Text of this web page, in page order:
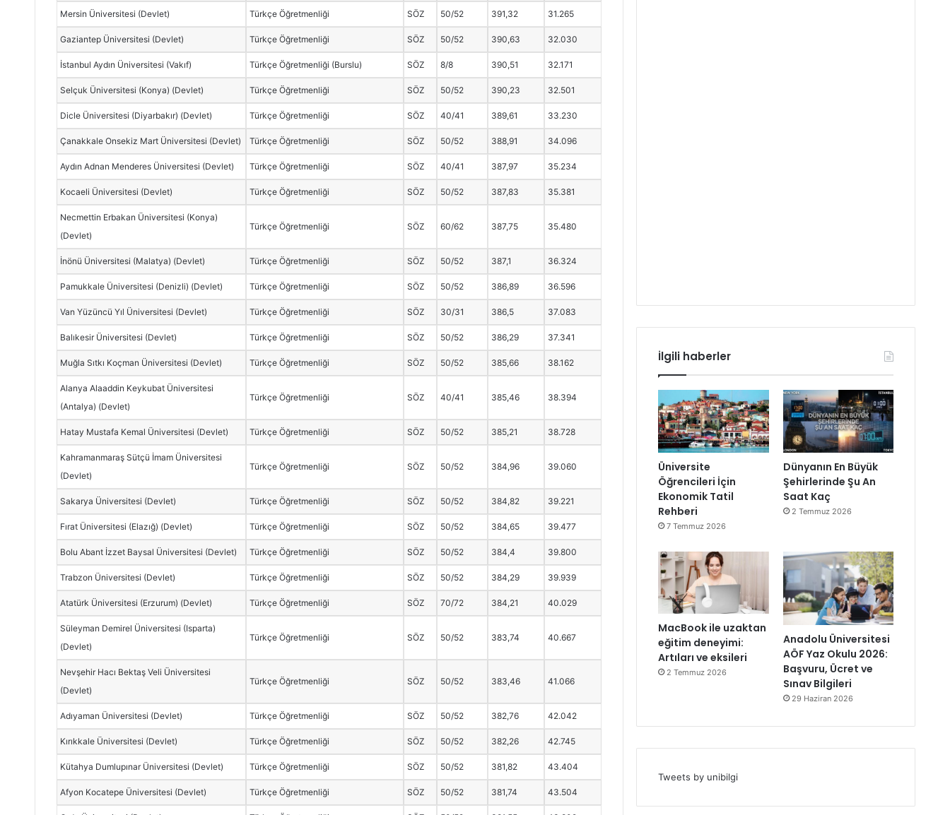
Mersin Üniversitesi (Devlet) Türkçe Öğretmenliği SÖZ 50/52 391,32 31.265
Gaziantep Üniversitesi (Devlet) Türkçe Öğretmenliği SÖZ 50/52 390,63 32.030
İstanbul Aydın Üniversitesi (Vakıf) Türkçe Öğretmenliği (Burslu) SÖZ 8/8 390,51 32.171
Selçuk Üniversitesi (Konya) (Devlet) Türkçe Öğretmenliği SÖZ 50/52 390,23 32.501
Dicle Üniversitesi (Diyarbakır) (Devlet) Türkçe Öğretmenliği SÖZ 40/41 389,61 33.230
Çanakkale Onsekiz Mart Üniversitesi (Devlet) Türkçe Öğretmenliği SÖZ 50/52 388,91 34.096
Aydın Adnan Menderes Üniversitesi (Devlet) Türkçe Öğretmenliği SÖZ 40/41 387,97 35.234
Kocaeli Üniversitesi (Devlet) Türkçe Öğretmenliği SÖZ 50/52 387,83 35.381
Necmettin Erbakan Üniversitesi (Konya)
(Devlet)
Türkçe Öğretmenliği SÖZ 60/62 387,75 35.480
İnönü Üniversitesi (Malatya) (Devlet) Türkçe Öğretmenliği SÖZ 50/52 387,1 36.324
Pamukkale Üniversitesi (Denizli) (Devlet) Türkçe Öğretmenliği SÖZ 50/52 386,89 36.596
Van Yüzüncü Yıl Üniversitesi (Devlet) Türkçe Öğretmenliği SÖZ 30/31 386,5 37.083
Balıkesir Üniversitesi (Devlet) Türkçe Öğretmenliği SÖZ 50/52 386,29 37.341
Muğla Sıtkı Koçman Üniversitesi (Devlet) Türkçe Öğretmenliği SÖZ 50/52 385,66 38.162
Alanya Alaaddin Keykubat Üniversitesi
(Antalya) (Devlet)
Türkçe Öğretmenliği SÖZ 40/41 385,46 38.394
Hatay Mustafa Kemal Üniversitesi (Devlet) Türkçe Öğretmenliği SÖZ 50/52 385,21 38.728
Kahramanmaraş Sütçü İmam Üniversitesi
(Devlet)
Türkçe Öğretmenliği SÖZ 50/52 384,96 39.060
Sakarya Üniversitesi (Devlet) Türkçe Öğretmenliği SÖZ 50/52 384,82 39.221
Fırat Üniversitesi (Elazığ) (Devlet) Türkçe Öğretmenliği SÖZ 50/52 384,65 39.477
Bolu Abant İzzet Baysal Üniversitesi (Devlet) Türkçe Öğretmenliği SÖZ 50/52 384,4 39.800
Trabzon Üniversitesi (Devlet) Türkçe Öğretmenliği SÖZ 50/52 384,29 39.939
Atatürk Üniversitesi (Erzurum) (Devlet) Türkçe Öğretmenliği SÖZ 70/72 384,21 40.029
Süleyman Demirel Üniversitesi (Isparta)
(Devlet)
Türkçe Öğretmenliği SÖZ 50/52 383,74 40.667
Nevşehir Hacı Bektaş Veli Üniversitesi
(Devlet)
Türkçe Öğretmenliği SÖZ 50/52 383,46 41.066
Adıyaman Üniversitesi (Devlet) Türkçe Öğretmenliği SÖZ 50/52 382,76 42.042
Kırıkkale Üniversitesi (Devlet) Türkçe Öğretmenliği SÖZ 50/52 382,26 42.745
Kütahya Dumlupınar Üniversitesi (Devlet) Türkçe Öğretmenliği SÖZ 50/52 381,82 43.404
Afyon Kocatepe Üniversitesi (Devlet) Türkçe Öğretmenliği SÖZ 50/52 381,74 43.504
İlgili haberler
Üniversite
Öğrencileri İçin
Ekonomik Tatil
Rehberi
7 Temmuz 2026
Dünyanın En Büyük
Şehirlerinde Şu An
Saat Kaç
2 Temmuz 2026
MacBook ile uzaktan
eğitim deneyimi:
Artıları ve eksileri
2 Temmuz 2026
Anadolu Üniversitesi
AÖF Yaz Okulu 2026:
Başvuru, Ücret ve
Sınav Bilgileri
29 Haziran 2026
Tweets by unibilgi